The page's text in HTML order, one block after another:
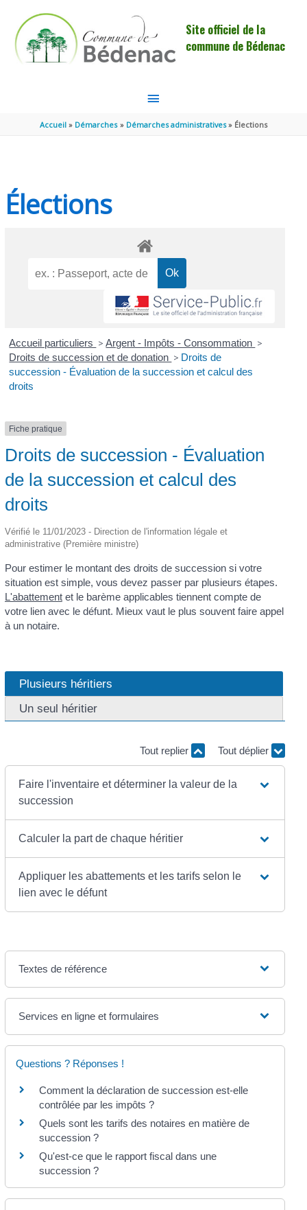
Site officiel de la
commune de Bédenac
MENU
PRINCIPAL
Accueil Démarches Démarches administratives Élections
Élections
Accueil particuliers > Argent - Impôts - Consommation >
Droits de succession et de donation > Droits de
succession - Évaluation de la succession et calcul des
droits
Fiche pratique
Droits de succession - Évaluation
de la succession et calcul des
droits
Vérifié le 11/01/2023 - Direction de l'information légale et
administrative (Première ministre)
Pour estimer le montant des droits de succession si votre
situation est simple, vous devez passer par plusieurs étapes.
L'abattementet le barème applicables tiennent compte de
votre lien avec le défunt. Mieux vaut le plus souvent faire appel
à un notaire.
Plusieurs héritiers
Un seul héritier
Tout replier Tout déplier
Faire l'inventaire et déterminer la valeur de la
succession
Calculer la part de chaque héritier
Appliquer les abattements et les tarifs selon le
lien avec le défunt
Textes de référence
Services en ligne et formulaires
Questions ? Réponses !
Comment la déclaration de succession est-elle
contrôlée par les impôts ?
Quels sont les tarifs des notaires en matière de
succession ?
Qu'est-ce que le rapport fiscal dans une
succession ?